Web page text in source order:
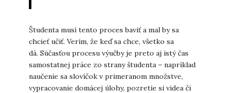
Študenta musí tento proces baviť a mal by sa
chcieť učiť. Verím, že keď sa chce, všetko sa
dá. Súčasťou procesu výučby je preto aj istý čas
samostatnej práce zo strany študenta – napríklad
naučenie sa slovíčok v primeranom množstve,
vypracovanie domácej úlohy, pozretie si videa či